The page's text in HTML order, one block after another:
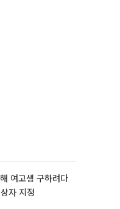
여고생 구하려다
자 지정